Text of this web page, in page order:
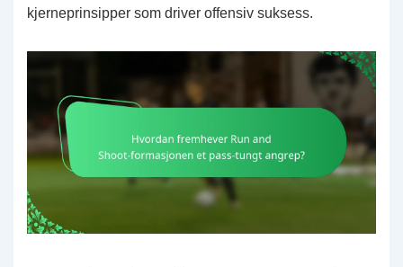
kjerneprinsipper som driver offensiv suksess.